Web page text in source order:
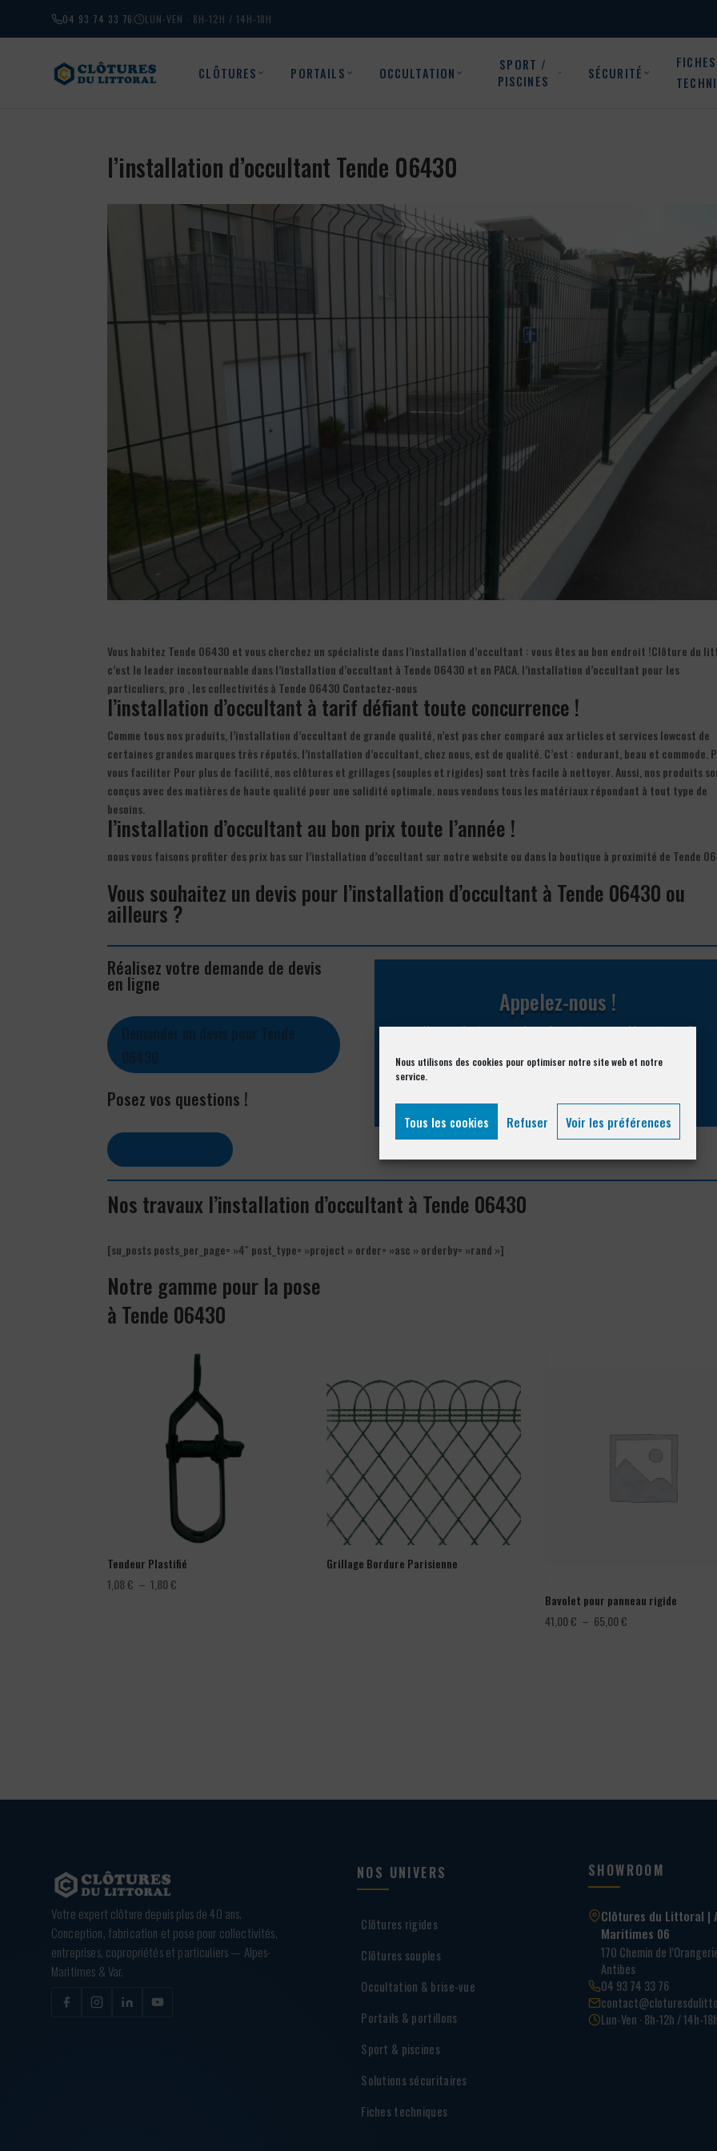
Nous utilisons des cookies pour optimiser notre site web et notre
service.
Tous les cookies Refuser Voir les préférences
04 93 74 33 76 LUN-VEN · 8H-12H / 14H-18H
CLÔTURES PORTAILS OCCULTATION
SPORT /
PISCINES
SÉCURITÉ
FICHES
l’installation d’occultant Tende 06430
Vous habitez Tende 06430 et vous cherchez un spécialiste dans l’installation d’occultant : vous êtes au bon endroit !Clôture du
c’est le leader incontournable dans l’installation d’occultant à Tende 06430 et en PACA. l’installation d’occultant pour les
particuliers, pro , les collectivités à Tende 06430 Contactez-nous
l’installation d’occultant à tarif défiant toute concurrence !
Comme tous nos produits, l’installation d’occultant de grande qualité, n’est pas cher comparé aux articles et services lowcost de
certaines grandes marques très réputés. l’installation d’occultant, chez nous, est de qualité. C’est : endurant, beau et commode.
vous faciliter Pour plus de facilité, nos clôtures et grillages (souples et rigides) sont très facile à nettoyer. Aussi, nos produits
conçus avec des matières de haute qualité pour une solidité optimale. nous vendons tous les matériaux répondant à tout type de
besoins.
l’installation d’occultant au bon prix toute l’année !
nous vous faisons profiter des prix bas sur l’installation d’occultant sur notre website ou dans la boutique à proximité de Tende
Vous souhaitez un devis pour l’installation d’occultant à Tende 06430 ou
ailleurs ?
Réalisez votre demande de devis
en ligne
Posez vos questions !
Appelez-nous !
Vous souhaitez avoir des informations complémentaires ?
04 93 74 33 76
Nos travaux l’installation d’occultant à Tende 06430
[su_posts posts_per_page= »4″ post_type= »project » order= »asc » orderby= »rand »]
Notre gamme pour la pose
à Tende 06430
Tendeur Plastifié
1,08€ – 1,80€
Grillage Bordure Parisienne
Bavolet pour panneau rigide
41,00€ – 65,00€
Votre expert clôture depuis plus de 40 ans.
Conception, fabrication et pose pour collectivités,
entreprises, copropriétés et particuliers — Alpes-
Maritimes & Var.
NOS UNIVERS
Clôtures rigides
Clôtures souples
Occultation & brise-vue
Portails & portillons
Sport & piscines
Solutions sécuritaires
Fiches techniques
SHOWROOM
Clôtures du Littoral |
Maritimes 06
170 Chemin de
Antibes
04 93 74 33 76
Lun-Ven · 8h-12h / 14h-18h